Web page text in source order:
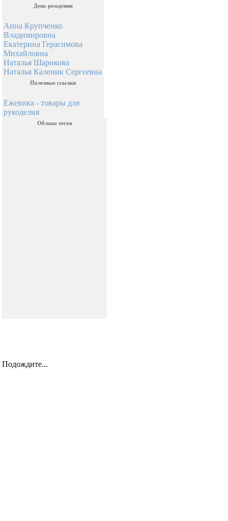
День рождения
Анна Крупченко
Владимировна
Екатерина Герасимова
Михайловна
Наталья Шарикова
Наталья Каленик Сергеевна
Полезные ссылки
Ежевика - товары для
рукоделия
Облако тегов
Подождите...